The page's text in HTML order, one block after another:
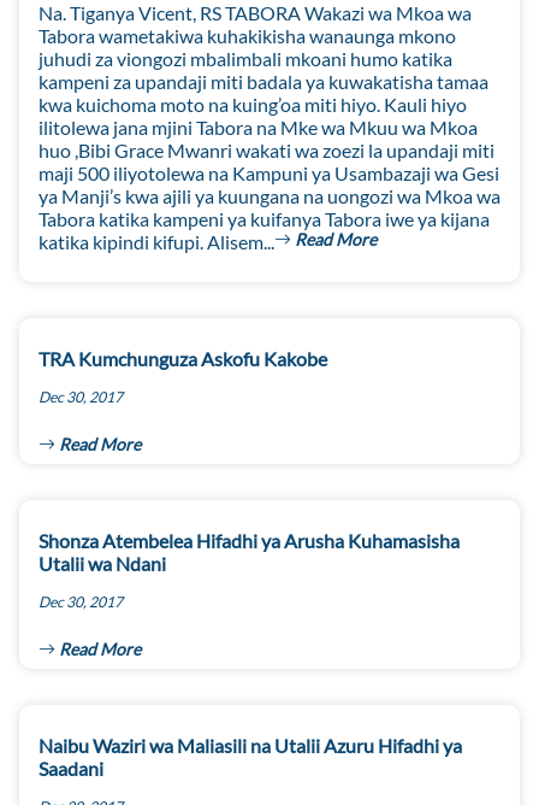
Na. Tiganya Vicent, RS TABORA Wakazi wa Mkoa wa
Tabora wametakiwa kuhakikisha wanaunga mkono
juhudi za viongozi mbalimbali mkoani humo katika
kampeni za upandaji miti badala ya kuwakatisha tamaa
kwa kuichoma moto na kuing’oa miti hiyo. Kauli hiyo
ilitolewa jana mjini Tabora na Mke wa Mkuu wa Mkoa
huo ,Bibi Grace Mwanri wakati wa zoezi la upandaji miti
maji 500 iliyotolewa na Kampuni ya Usambazaji wa Gesi
ya Manji’s kwa ajili ya kuungana na uongozi wa Mkoa wa
Tabora katika kampeni ya kuifanya Tabora iwe ya kijana
katika kipindi kifupi. Alisem...
Read More
TRA Kumchunguza Askofu Kakobe
Dec 30, 2017
Read More
Shonza Atembelea Hifadhi ya Arusha Kuhamasisha
Utalii wa Ndani
Dec 30, 2017
Read More
Naibu Waziri wa Maliasili na Utalii Azuru Hifadhi ya
Saadani